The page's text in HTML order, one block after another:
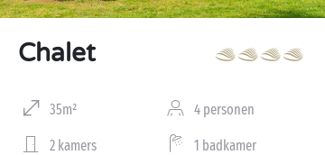
Chalet
35m² 4 personen
2 kamers 1 badkamer